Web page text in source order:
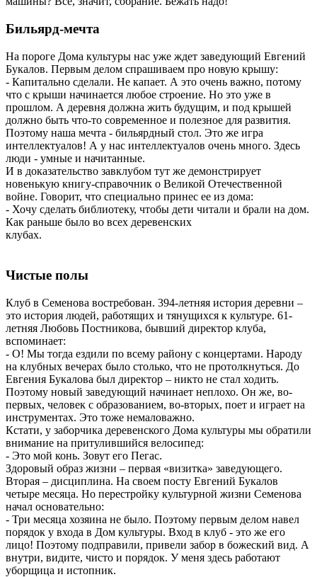
Бильярд-мечта
На пороге Дома культуры нас уже ждет заведующий Евгений
Букалов. Первым делом спрашиваем про новую крышу:
- Капитально сделали. Не капает. А это очень важно, потому
что с крыши начинается любое строение. Но это уже в
прошлом. А деревня должна жить будущим, и под крышей
должно быть что-то современное и полезное для развития.
Поэтому наша мечта - бильярдный стол. Это же игра
интеллектуалов! А у нас интеллектуалов очень много. Здесь
люди - умные и начитанные.
И в доказательство завклубом тут же демонстрирует
новенькую книгу-справочник о Великой Отечественной
войне. Говорит, что специально принес ее из дома:
- Хочу сделать библиотеку, чтобы дети читали и брали на дом.
Как раньше было во всех деревенских
клубах.
Чистые полы
Клуб в Семенова востребован. 394-летняя история деревни –
это история людей, работящих и тянущихся к культуре. 61-
летняя Любовь Постникова, бывший директор клуба,
вспоминает:
- О! Мы тогда ездили по всему району с концертами. Народу
на клубных вечерах было столько, что не протолкнуться. До
Евгения Букалова был директор – никто не стал ходить.
Поэтому новый заведующий начинает неплохо. Он же, во-
первых, человек с образованием, во-вторых, поет и играет на
инструментах. Это тоже немаловажно.
Кстати, у заборчика деревенского Дома культуры мы обратили
внимание на притулившийся велосипед:
- Это мой конь. Зовут его Пегас.
Здоровый образ жизни – первая «визитка» заведующего.
Вторая – дисциплина. На своем посту Евгений Букалов
четыре месяца. Но перестройку культурной жизни Семенова
начал основательно:
- Три месяца хозяина не было. Поэтому первым делом навел
порядок у входа в Дом культуры. Вход в клуб - это же его
лицо! Поэтому подправили, привели забор в божеский вид. А
внутри, видите, чисто и порядок. У меня здесь работают
уборщица и истопник.